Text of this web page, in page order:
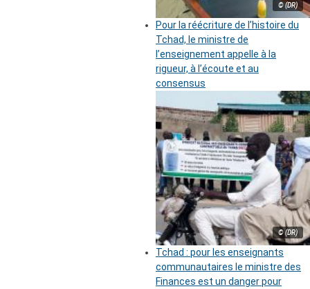
© (DR)
Pour la réécriture de l’histoire du
Tchad, le ministre de
l’enseignement appelle à la
rigueur, à l’écoute et au
consensus
© (DR)
Tchad : pour les enseignants
communautaires le ministre des
Finances est un danger pour